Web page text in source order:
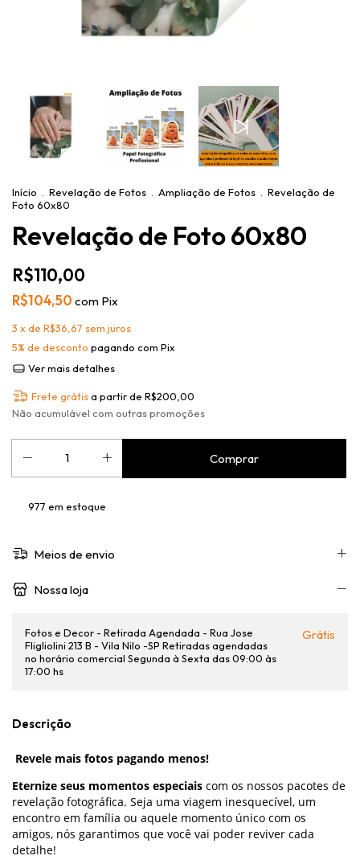
Início Revelação de Fotos Ampliação de Fotos
Revelação de
Foto 60x80
Revelação de Foto 60x80
R$110,00
R$104,50 com Pix
3 x de R$36,67 sem juros
5% de desconto pagando com Pix
Ver mais detalhes
Frete grátisa partir de R$200,00
Não acumulável com outras promoções
977 em estoque
Meios de envio
Nossa loja
Fotos e Decor - Retirada Agendada - Rua Jose
Fligliolini 213 B - Vila Nilo -SP Retiradas agendadas
no horário comercial Segunda à Sexta das 09:00 às
17:00 hs
Grátis
Descrição
Revele mais fotos pagando menos!
Eternize seus momentos especiais com os nossos pacotes de
revelação fotográfica. Seja uma viagem inesquecível, um
encontro em família ou aquele momento único com os
amigos, nós garantimos que você vai poder reviver cada
detalhe!